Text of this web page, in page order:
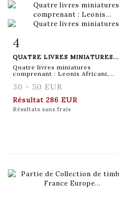
Fiche détaillée
4
QUATRE LIVRES MINIATURES...
Quatre livres miniatures
comprenant : Leonis Africani,...
30 - 50 EUR
Résultat 286 EUR
Résultats sans frais